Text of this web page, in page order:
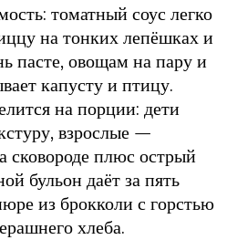
томатный соус легко
на тонких лепёшках и
пасте, овощам на пару и
капусту и птицу.
на порции: дети
взрослые —
сковороде плюс острый
бульон даёт за пять
из брокколи с горстью
хлеба.